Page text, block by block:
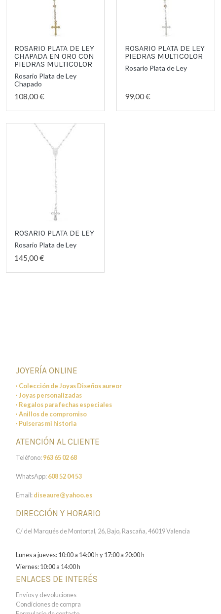
ROSARIO PLATA DE LEY
CHAPADA EN ORO CON
PIEDRAS MULTICOLOR
Rosario Plata de Ley
Chapado
108,00 €
ROSARIO PLATA DE LEY
PIEDRAS MULTICOLOR
Rosario Plata de Ley
99,00 €
ROSARIO PLATA DE LEY
Rosario Plata de Ley
145,00 €
JOYERÍA ONLINE
· Colección de Joyas Diseños aureor
· Joyas personalizadas
· Regalos para fechas especiales
· Anillos de compromiso
· Pulseras mi historia
ATENCIÓN AL CLIENTE
Teléfono:963 65 02 68
WhatsApp:608 52 04 53
Email:diseaure@yahoo.es
DIRECCIÓN Y HORARIO
C/ del Marqués de Montortal, 26, Bajo, Rascaña, 46019 Valencia
Lunes a jueves: 10:00 a 14:00 h y 17:00 a 20:00 h
Viernes: 10:00 a 14:00 h
ENLACES DE INTERÉS
Envíos y devoluciones
Condiciones de compra